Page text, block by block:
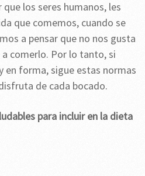
los seres humanos, les
que comemos, cuando se
a pensar que no nos gusta
comerlo. Por lo tanto, si
en forma, sigue estas normas
de cada bocado.
para incluir en la dieta